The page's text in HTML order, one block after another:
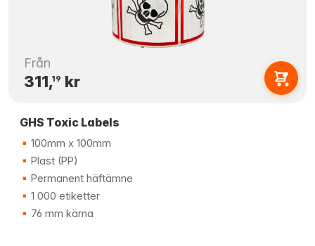
Från
311,19 kr
GHS Toxic Labels
100mm x 100mm
Plast (PP)
Permanent häftämne
1 000 etiketter
76 mm kärna